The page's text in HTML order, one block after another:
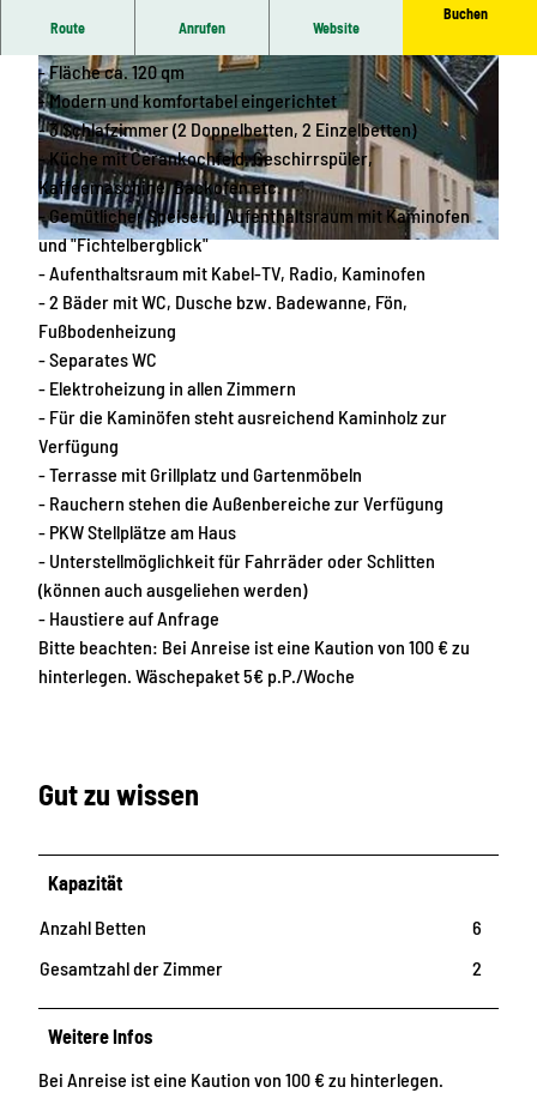
© Familie André Fischer
© Familie André Fischer
Route Anrufen Website
Buchen
- Fläche ca. 120 qm
- Modern und komfortabel eingerichtet
- 3 Schlafzimmer (2 Doppelbetten, 2 Einzelbetten)
- Küche mit Cerankochfeld, Geschirrspüler,
Kaffeemaschine, Backofen etc.
- Gemütlicher Speise-u. Aufenthaltsraum mit Kaminofen
und "Fichtelbergblick"
- Aufenthaltsraum mit Kabel-TV, Radio, Kaminofen
- 2 Bäder mit WC, Dusche bzw. Badewanne, Fön,
Fußbodenheizung
- Separates WC
- Elektroheizung in allen Zimmern
- Für die Kaminöfen steht ausreichend Kaminholz zur
Verfügung
- Terrasse mit Grillplatz und Gartenmöbeln
- Rauchern stehen die Außenbereiche zur Verfügung
- PKW Stellplätze am Haus
- Unterstellmöglichkeit für Fahrräder oder Schlitten
(können auch ausgeliehen werden)
- Haustiere auf Anfrage
Bitte beachten: Bei Anreise ist eine Kaution von 100 € zu
hinterlegen. Wäschepaket 5€ p.P./Woche
Gut zu wissen
Kapazität
Anzahl Betten
6
Gesamtzahl der Zimmer
2
Weitere Infos
Bei Anreise ist eine Kaution von 100 € zu hinterlegen.